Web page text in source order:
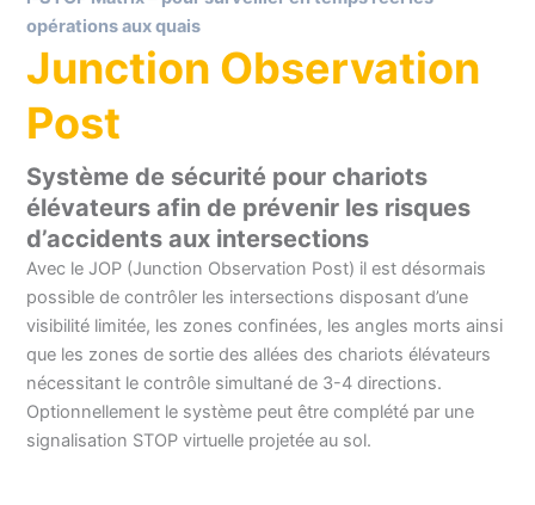
opérations aux quais
Junction Observation
Post
Système de sécurité pour chariots
élévateurs afin de prévenir les risques
d’accidents aux intersections
Avec le JOP (Junction Observation Post) il est désormais
possible de contrôler les intersections disposant d’une
visibilité limitée, les zones confinées, les angles morts ainsi
que les zones de sortie des allées des chariots élévateurs
nécessitant le contrôle simultané de 3-4 directions.
Optionnellement le système peut être complété par une
signalisation STOP virtuelle projetée au sol.